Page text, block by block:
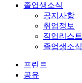
졸업생소식
공지사항
취업정보
직업리스트
졸업생소식
프린트
공유